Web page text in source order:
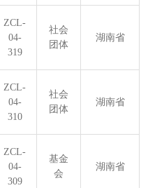
ZCL-
04-
319
社会
团体
湖南省
ZCL-
04-
310
社会
团体
湖南省
ZCL-
04-
309
基金
会
湖南省